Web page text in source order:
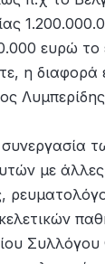
ευρώ
η διαφορά
με άλλες